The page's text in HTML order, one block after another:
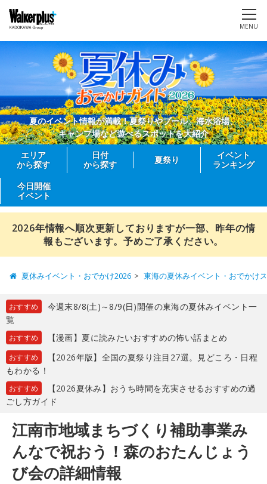
MENU
夏のイベント情報が満載！夏祭りやプール、海水浴場、
キャンプ場など遊べるスポットを大紹介
エリア
から探す
日付
から探す
夏祭り
イベント
ランキング
今日開催
イベント
2026年情報へ順次更新しておりますが一部、昨年の情
報もございます。予めご了承ください。
夏休みイベント・おでかけ2026 東海の夏休みイベント・おでかけ
おすすめ
今週末8/8(土)～8/9(日)開催の東海の夏休みイベント一
覧
おすすめ 【漫画】夏に読みたいおすすめの怖い話まとめ
おすすめ
【2026年版】全国の夏祭り注目27選。見どころ・日程
もわかる！
おすすめ
【2026夏休み】おうち時間を充実させるおすすめの過
ごし方ガイド
江南市地域まちづくり補助事業み
んなで祝おう！森のおたんじょう
び会の詳細情報